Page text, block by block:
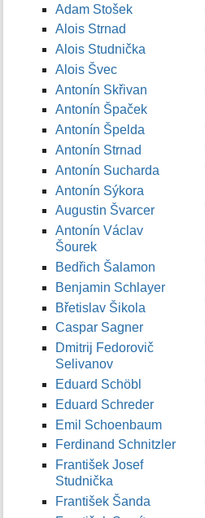
Adam Stošek
Alois Strnad
Alois Studnička
Alois Švec
Antonín Skřivan
Antonín Špaček
Antonín Špelda
Antonín Strnad
Antonín Sucharda
Antonín Sýkora
Augustin Švarcer
Antonín Václav
Šourek
Bedřich Šalamon
Benjamin Schlayer
Břetislav Šikola
Caspar Sagner
Dmitrij Fedorovič
Selivanov
Eduard Schöbl
Eduard Schreder
Emil Schoenbaum
Ferdinand Schnitzler
František Josef
Studnička
František Šanda